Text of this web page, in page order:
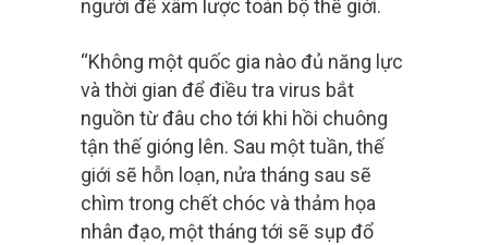
người để xâm lược toàn bộ thế giới.
“Không một quốc gia nào đủ năng lực
và thời gian để điều tra virus bắt
nguồn từ đâu cho tới khi hồi chuông
tận thế gióng lên. Sau một tuần, thế
giới sẽ hỗn loạn, nửa tháng sau sẽ
chìm trong chết chóc và thảm họa
nhân đạo, một tháng tới sẽ sụp đổ